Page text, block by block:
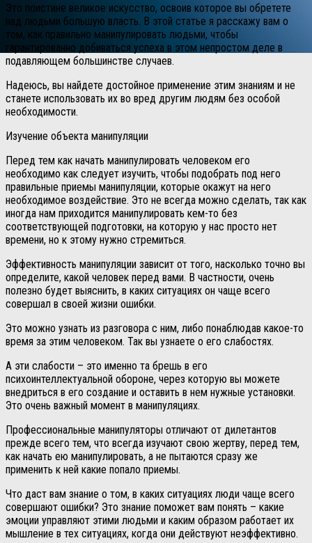
Это поистине великое искусство, освоив которое вы обретете
над людьми большую власть. В этой статье я расскажу вам о
том, как правильно манипулировать людьми, чтобы
гарантированно добиваться успеха в этом непростом деле в
подавляющем большинстве случаев.
Надеюсь, вы найдете достойное применение этим знаниям и не
станете использовать их во вред другим людям без особой
необходимости.
Изучение объекта манипуляции
Перед тем как начать манипулировать человеком его
необходимо как следует изучить, чтобы подобрать под него
правильные приемы манипуляции, которые окажут на него
необходимое воздействие. Это не всегда можно сделать, так как
иногда нам приходится манипулировать кем-то без
соответствующей подготовки, на которую у нас просто нет
времени, но к этому нужно стремиться.
Эффективность манипуляции зависит от того, насколько точно вы
определите, какой человек перед вами. В частности, очень
полезно будет выяснить, в каких ситуациях он чаще всего
совершал в своей жизни ошибки.
Это можно узнать из разговора с ним, либо понаблюдав какое-то
время за этим человеком. Так вы узнаете о его слабостях.
А эти слабости – это именно та брешь в его
психоинтеллектуальной обороне, через которую вы можете
внедриться в его создание и оставить в нем нужные установки.
Это очень важный момент в манипуляциях.
Профессиональные манипуляторы отличают от дилетантов
прежде всего тем, что всегда изучают свою жертву, перед тем,
как начать ею манипулировать, а не пытаются сразу же
применить к ней какие попало приемы.
Что даст вам знание о том, в каких ситуациях люди чаще всего
совершают ошибки? Это знание поможет вам понять – какие
эмоции управляют этими людьми и каким образом работает их
мышление в тех ситуациях, когда они действуют неэффективно.